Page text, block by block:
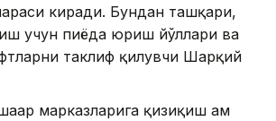
киради. Бундан ташқари,
учун пиёда юриш йўллари ва
таклиф қилувчи Шарқий
марказларига қизиқиш ҳам